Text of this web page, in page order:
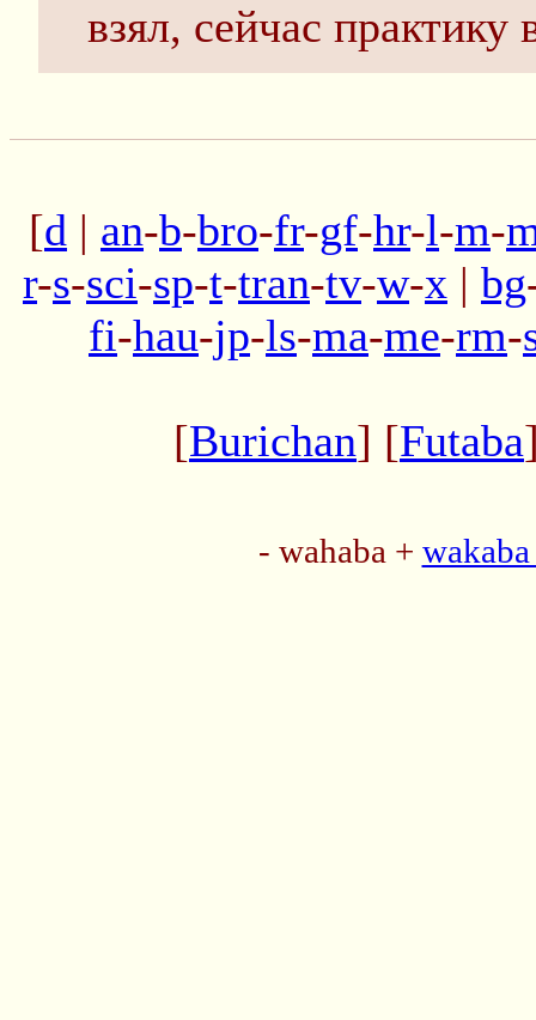
взял, сейчас
[d | an-b-bro-fr-gf-hr-l-m-
r-s-sci-sp-t-tran-tv-w-x | bg
fi-hau-jp-ls-ma-me-rm-
[Burichan] [Futaba
- wahaba +